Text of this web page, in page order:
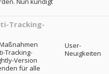
Tracking-
Tracking-
Version
für alle
User-
Neuigkeiten